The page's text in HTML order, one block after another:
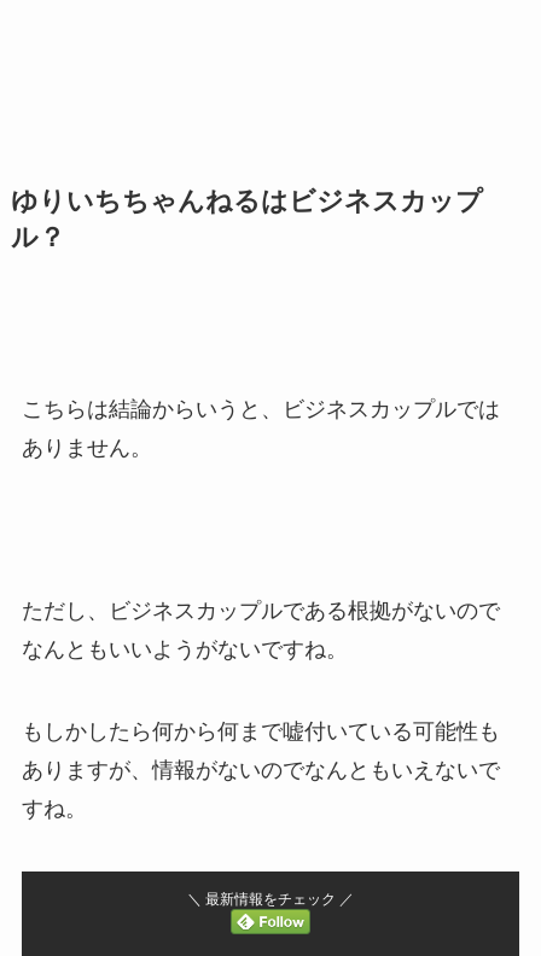
ゆりいちちゃんねるはビジネスカップ
ル？
こちらは結論からいうと、ビジネスカップルでは
ありません。
ただし、ビジネスカップルである根拠がないので
なんともいいようがないですね。
もしかしたら何から何まで嘘付いている可能性も
ありますが、情報がないのでなんともいえないで
すね。
＼ 最新情報をチェック ／